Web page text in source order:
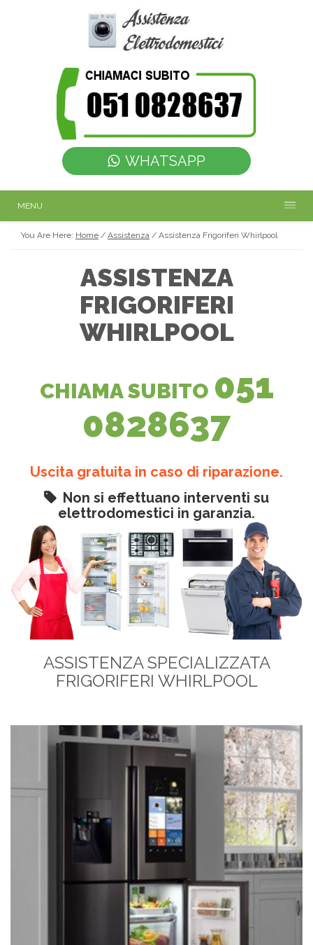
WHATSAPP
MENU
You Are Here: Home / Assistenza / Assistenza Frigoriferi Whirlpool
ASSISTENZA
FRIGORIFERI
WHIRLPOOL
CHIAMA SUBITO 051
0828637
Uscita gratuita in caso di riparazione.
Non si effettuano interventi su
elettrodomestici in garanzia.
ASSISTENZA SPECIALIZZATA
FRIGORIFERI WHIRLPOOL